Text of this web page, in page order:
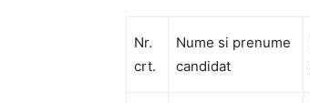
Nr.
crt.
Nume si prenume
candidat